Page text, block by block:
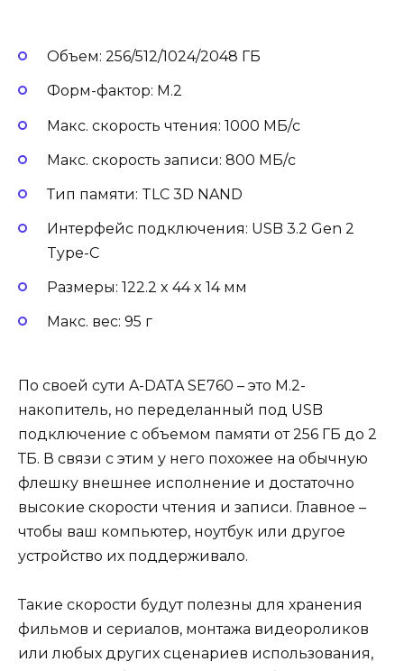
Объем: 256/512/1024/2048 ГБ
Форм-фактор: M.2
Макс. скорость чтения: 1000 МБ/с
Макс. скорость записи: 800 МБ/с
Тип памяти: TLC 3D NAND
Интерфейс подключения: USB 3.2 Gen 2
Type-C
Размеры: 122.2 x 44 x 14 мм
Макс. вес: 95 г
По своей сути A-DATA SE760 – это M.2-
накопитель, но переделанный под USB
подключение с объемом памяти от 256 ГБ до 2
ТБ. В связи с этим у него похожее на обычную
флешку внешнее исполнение и достаточно
высокие скорости чтения и записи. Главное –
чтобы ваш компьютер, ноутбук или другое
устройство их поддерживало.
Такие скорости будут полезны для хранения
фильмов и сериалов, монтажа видеороликов
или любых других сценариев использования,